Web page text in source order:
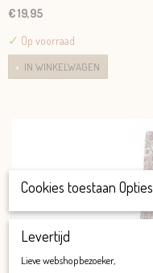
€ 19,95
✓ Op voorraad
IN WINKELWAGEN
Cookies toestaan Opties
Levertijd
Lieve webshopbezoeker,